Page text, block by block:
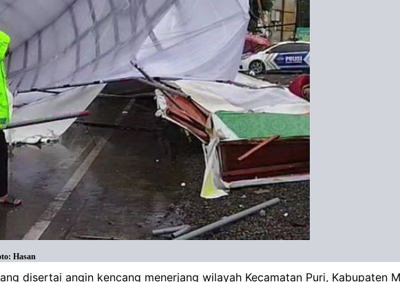
Hasan
disertai angin kencang menerjang wilayah Kecamatan Puri, Kabupaten